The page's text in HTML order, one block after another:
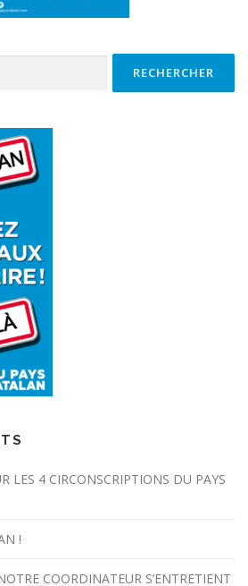
LES 4 CIRCONSCRIPTIONS DU PAYS
!
COORDINATEUR S’ENTRETIENT